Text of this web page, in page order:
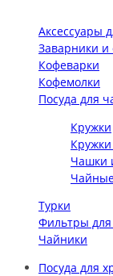
Аксессуары
Заварники
Кофеварки
Кофемолки
Посуда для
Кружки
Чашки
Турки
Фильтры
Чайники
Посуда для